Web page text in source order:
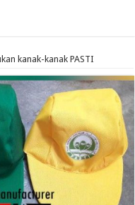
kanak-kanak PASTI